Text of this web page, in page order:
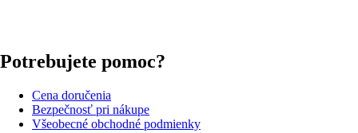
Potrebujete pomoc?
Cena doručenia
Bezpečnosť pri nákupe
Všeobecné obchodné podmienky